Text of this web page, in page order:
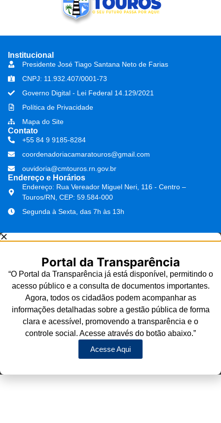
Institucional
Presidente José Tiago Santana Neto de Farias
CNPJ: 11.932.407/0001-73
Governo Digital - Lei Federal 14.129/2021
Política de Privacidade
Mapa do Site
Contato
+55 84 9 9185-8284
coordenadoriacamaratouros@gmail.com
ouvidoria@cmtouros.rn.gov.br
Endereço e Horários
Endereço: Rua Vereador Miguel Neri, 116 - Centro –
Touros/RN, CEP: 59.584-000
Segunda à Sexta, das 7h às 13h
Portal da Transparência
“O Portal da Transparência já está disponível, permitindo o
acesso público e a consulta de documentos importantes.
Agora, todos os cidadãos podem acompanhar as
informações detalhadas sobre a gestão pública de forma
clara e acessível, promovendo a transparência e o
controle social. Acesse através do botão abaixo.”
Acesse Aqui